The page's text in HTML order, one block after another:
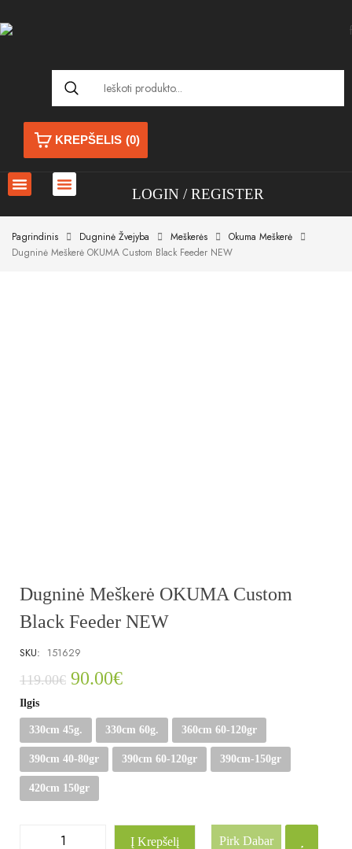
KREPŠELIS (0)
LOGIN REGISTER
Pagrindinis Dugninė Žvejyba Meškerės
Okuma Meškerė
Dugninė Meškerė OKUMA Custom Black Feeder NEW
Dugninė Meškerė OKUMA Custom
Black Feeder NEW
SKU: 151629
119.00€ 90.00€
Ilgis
330cm 45g. 330cm 60g. 360cm 60-120gr
390cm 40-80gr 390cm 60-120gr 390cm-150gr
420cm 150gr
Į Krepšelį Pirk Dabar